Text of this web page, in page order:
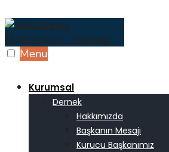
Skip
to
content
Menu
Kurumsal
Dernek
Hakkımızda
Başkanın Mesajı
Kurucu Başkanımız